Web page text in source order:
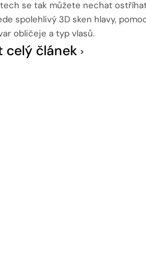
se tak můžete nechat
spolehlivý 3D sken hlavy,
obličeje a typ vlasů.
celý článek